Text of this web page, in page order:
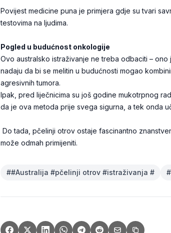
Povijest medicine puna je primjera gdje su tvari
testovima na ljudima.
Pogled u budućnost onkologije
Ovo australsko istraživanje ne treba odbaciti –
nadaju da bi se melitin u budućnosti mogao
agresivnih tumora.
Ipak, pred liječnicima su još godine mukotrpnog
da je ova metoda prije svega sigurna, a tek onda
Do tada, pčelinji otrov ostaje fascinantno
može odmah primijeniti.
##Australija #pčelinji otrov #istraživanja # #